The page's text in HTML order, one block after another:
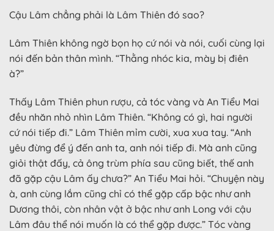
Cậu Lâm chẳng phải là Lâm Thiên đó sao?
Lâm Thiên không ngờ bọn họ cứ nói và nói, cuối cùng lại
nói đến bản thân mình. “Thằng nhóc kia, mày bị điên
à?”
Thấy Lâm Thiên phun rượu, cả tóc vàng và An Tiểu Mai
đều nhăn nhỏ nhìn Lâm Thiên. “Không có gì, hai người
cứ nói tiếp đi.” Lâm Thiên mỉm cười, xua xua tay. “Anh
yêu đừng để ý đến anh ta, anh nói tiếp đi. Mà anh cũng
giỏi thật đấy, cả ông trùm phía sau cũng biết, thế anh
đã gặp cậu Lâm ấy chưa?” An Tiểu Mai hỏi. “Chuyện này
à, anh cùng lắm cũng chỉ có thể gặp cấp bậc như anh
Dương thôi, còn nhân vật ở bậc như anh Long với cậu
Lâm đâu thể nói muốn là có thể gặp được.” Tóc vàng